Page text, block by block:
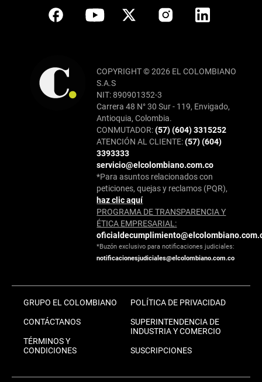
COPYRIGHT © 2026 EL COLOMBIANO
S.A.S
NIT: 890901352-3
Carrera 48 N° 30 Sur - 119, Envigado,
Antioquia, Colombia.
CONMUTADOR:(57) (604) 3315252
ATENCIÓN AL CLIENTE:(57) (604)
3393333
servicio@elcolombiano.com.co
*Para asuntos relacionados con
peticiones, quejas y reclamos (PQR),
haz clic aquí
PROGRAMA DE TRANSPARENCIA Y
ÉTICA EMPRESARIAL:
*Buzón exclusivo para notificaciones judiciales:
notificacionesjudiciales@elcolombiano.com.co
GRUPO EL COLOMBIANO
CONTÁCTANOS
TÉRMINOS Y
CONDICIONES
POLÍTICA DE PRIVACIDAD
SUPERINTENDENCIA DE
INDUSTRIA Y COMERCIO
SUSCRIPCIONES